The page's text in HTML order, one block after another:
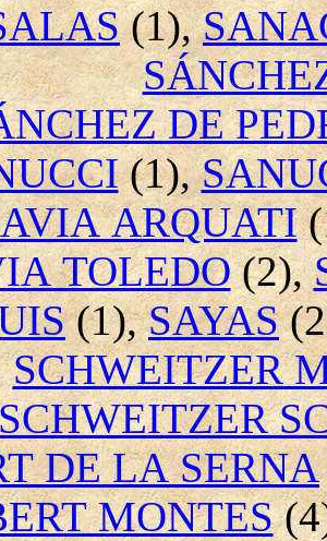
(1),
DE
(1),
ARQUATI
TOLEDO(2),
(1),SAYAS
SCHWEITZER
DE LA SERNA
MONTES